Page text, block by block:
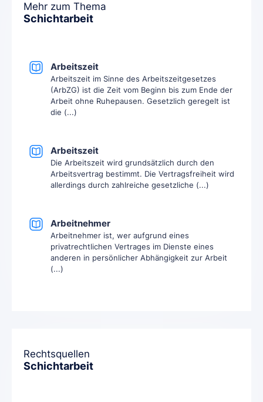
Mehr zum Thema
Schichtarbeit
Arbeitszeit
Arbeitszeit im Sinne des Arbeitszeitgesetzes
(ArbZG) ist die Zeit vom Beginn bis zum Ende der
Arbeit ohne Ruhepausen. Gesetzlich geregelt ist
die (...)
Arbeitszeit
Die Arbeitszeit wird grundsätzlich durch den
Arbeitsvertrag bestimmt. Die Vertragsfreiheit wird
allerdings durch zahlreiche gesetzliche (...)
Arbeitnehmer
Arbeitnehmer ist, wer aufgrund eines
privatrechtlichen Vertrages im Dienste eines
anderen in persönlicher Abhängigkeit zur Arbeit
(...)
Rechtsquellen
Schichtarbeit